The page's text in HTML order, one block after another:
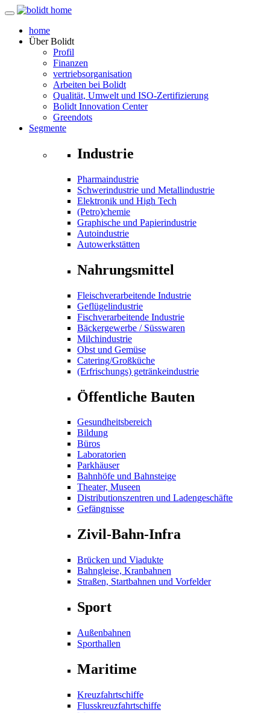
home
ÜberBolidt
Profil
Finanzen
vertriebsorganisation
Arbeiten bei Bolidt
Qualität, Umwelt und ISO-Zertifizierung
Bolidt Innovation Center
Greendots
Segmente
Industrie
Pharmaindustrie
Schwerindustrie und Metallindustrie
Elektronik und High Tech
(Petro)chemie
Graphische und Papierindustrie
Autoindustrie
Autowerkstätten
Nahrungsmittel
Fleischverarbeitende Industrie
Geflügelindustrie
Fischverarbeitende Industrie
Bäckergewerbe / Süsswaren
Milchindustrie
Obst und Gemüse
Catering/Großküche
(Erfrischungs) getränkeindustrie
Öffentliche Bauten
Gesundheitsbereich
Bildung
Büros
Laboratorien
Parkhäuser
Bahnhöfe und Bahnsteige
Theater, Museen
Distributionszentren und Ladengeschäfte
Gefängnisse
Zivil-Bahn-Infra
Brücken und Viadukte
Bahngleise, Kranbahnen
Straßen, Startbahnen und Vorfelder
Sport
Außenbahnen
Sporthallen
Maritime
Kreuzfahrtschiffe
Flusskreuzfahrtschiffe